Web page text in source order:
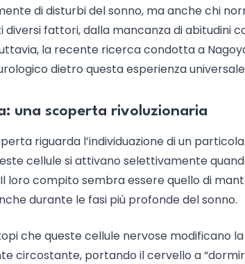
di disturbi del sonno, ma anche chi
diversi fattori, dalla mancanza di abitudini
la recente ricerca condotta a
dietro questa esperienza
una scoperta rivoluzionaria
riguarda l’individuazione di un
cellule si attivano selettivamente
loro compito sembra essere quello di
durante le fasi più profonde del sonno.
che queste cellule nervose modificano
circostante, portando il cervello a